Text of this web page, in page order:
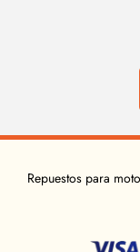
Repuestos para